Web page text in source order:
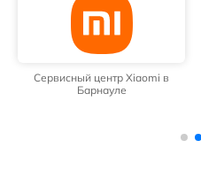
Сервисный центр Xiaomi в
Барнауле